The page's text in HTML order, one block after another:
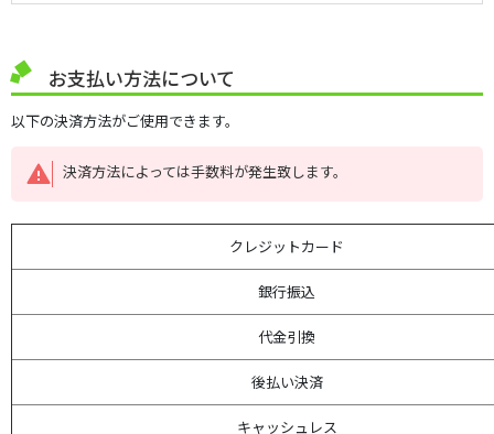
お支払い方法について
以下の決済方法がご使用できます。
決済方法によっては手数料が発生致します。
クレジットカード
銀行振込
代金引換
後払い決済
キャッシュレス